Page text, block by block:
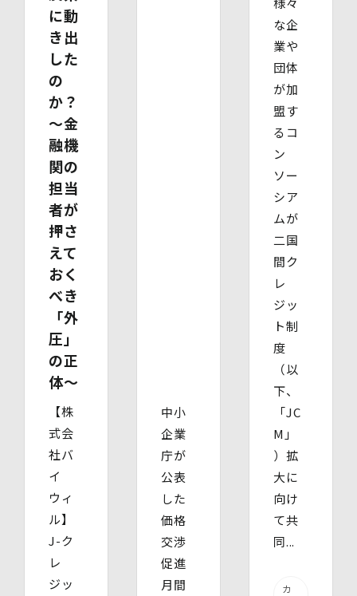
【委任による代理人様の場合】
・ 委任状
・ ご本人の印鑑証明書（3ヶ月以内に発行されたもの）
・ 委任を受けたご本人の本人確認書類の写し
(3)開示等のご請求の手数料及び徴収方法
1回のお求めにつき1,000円（紙面でのご請求の場合は、
お送りいただく請求書等に郵便為替を同封していただきま
す。その他の方法でご請求いただく場合は、ご請求時にご
相談させていただきます。）
(4)開示等の請求及びお問い合わせ窓口
個人情報保護管理者
株式会社バイウィル 管理部長
・住所：東京都中央区銀座7丁目3番5号 ヒューリック銀座
7丁目ビル 4階
・連絡先：info@bywill.co.jp
【個人情報を与えることの任意性及び当該情報を与えな
かった場合に生じる結果】
個⼈情報を取得する項⽬は、全てご本⼈によってご提供い
ただくものです。
ただし、必要な項⽬をいただけない場合、利⽤⽬的に記載
の諸⼿続⼜は処理に⽀障が⽣じる可能性があります。
に動
き出
した
の
か？
〜金
融機
関の
担当
者が
押さ
えて
おく
べき
「外
圧」
の正
体〜
【株
式会
社バ
イ
ウィ
ル】
J-ク
レ
ジッ
中小
企業
庁が
公表
した
価格
交渉
促進
月間
な企
業や
団体
が加
盟す
るコ
ン
ソー
シア
ムが
二国
間ク
レ
ジッ
ト制
度
（以
下、
「JC
M」
）拡
大に
向け
て共
同...
カ